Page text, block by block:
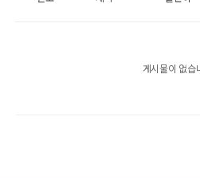
게시물이 없습